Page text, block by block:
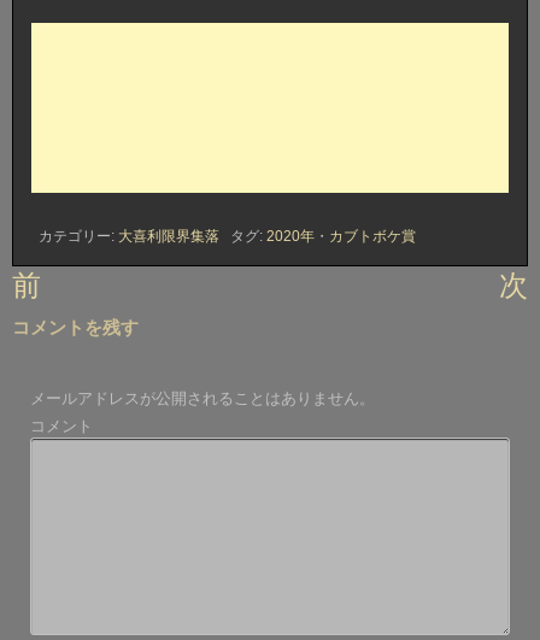
カテゴリー: 大喜利限界集落 タグ: 2020年 ・ カブトボケ賞
投
ナ
ゲ
ー
前 次
コメントを残す
メールアドレスが公開されることはありません。
コメント